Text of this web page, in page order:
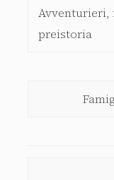
Avventurieri,
preistoria